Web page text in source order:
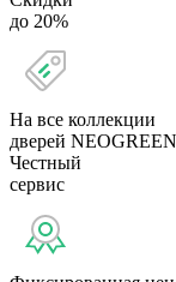
до 20%
На все коллекции
дверей NEOGREEN
Честный
сервис